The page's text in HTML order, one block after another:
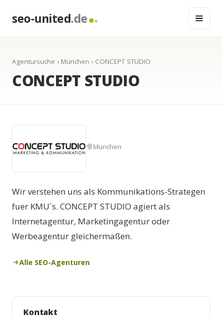
seo-united.de
Agentursuche › München › CONCEPT STUDIO
CONCEPT STUDIO
München
Wir verstehen uns als Kommunikations-Strategen
fuer KMU`s. CONCEPT STUDIO agiert als
Internetagentur, Marketingagentur oder
Werbeagentur gleichermaßen.
Alle SEO-Agenturen
Kontakt